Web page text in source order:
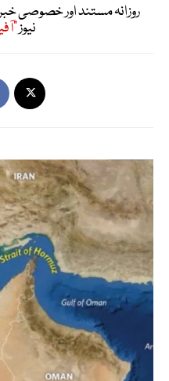
روزانہ مستند اور خصوصی
نیوز